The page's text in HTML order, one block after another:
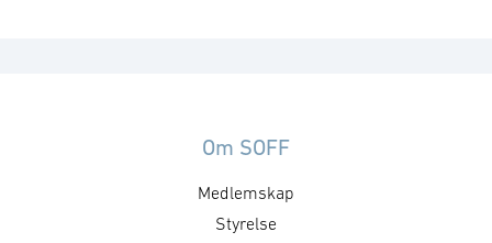
Om SOFF
Medlemskap
Styrelse